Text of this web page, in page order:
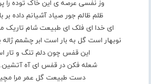
وز نفسی عرصه ی این خاک توده را
ظلم ظالم جور صیاد آشیانم داده بر
ای خدا ای فلک ای طبیعت شام تاریک
نوبهار است گل به بار است ابر چشمم
این قفس چون دلم تنگ و تار
شعله فکن در قفس ای آه
دست طبیعت گل عمر مرا